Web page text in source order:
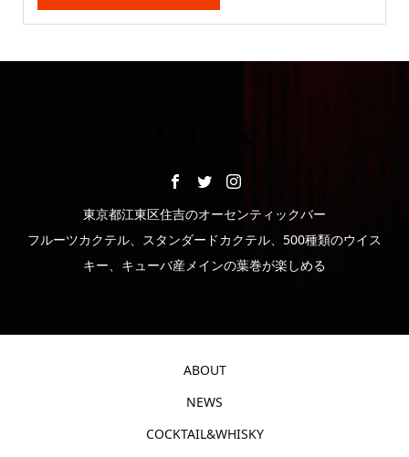
東京都江東区住吉のオーセンティックバー
フルーツカクテル、スタンダードカクテル、500種類のウイス
キー、キューバ産メインの葉巻が楽しめる
ABOUT
NEWS
COCKTAIL&WHISKY